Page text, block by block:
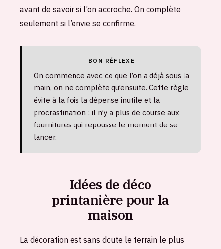
avant de savoir si l’on accroche. On complète
seulement si l’envie se confirme.
BON RÉFLEXE
On commence avec ce que l’on a déjà sous la
main, on ne complète qu’ensuite. Cette règle
évite à la fois la dépense inutile et la
procrastination : il n’y a plus de course aux
fournitures qui repousse le moment de se
lancer.
Idées de déco
printanière pour la
maison
La décoration est sans doute le terrain le plus